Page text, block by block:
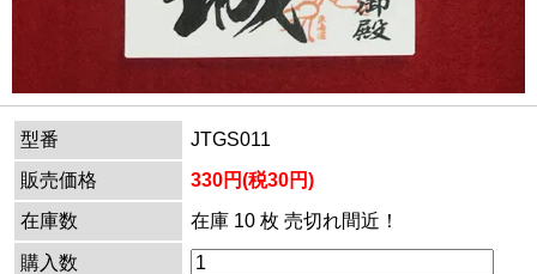
型番
JTGS011
販売価格
330円(税30円)
在庫数
在庫 10 枚 売切れ間近！
購入数